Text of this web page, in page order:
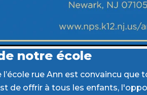
notre école
l’école rue Ann est convaincu que
de offrir à tous les enfants,